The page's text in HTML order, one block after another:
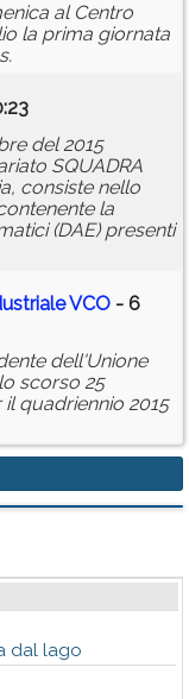
al Centro
la prima giornata
del 2015
SQUADRA
consiste nello
la
(DAE) presenti
VCO - 6
dell'Unione
scorso 25
quadriennio 2015
dal lago